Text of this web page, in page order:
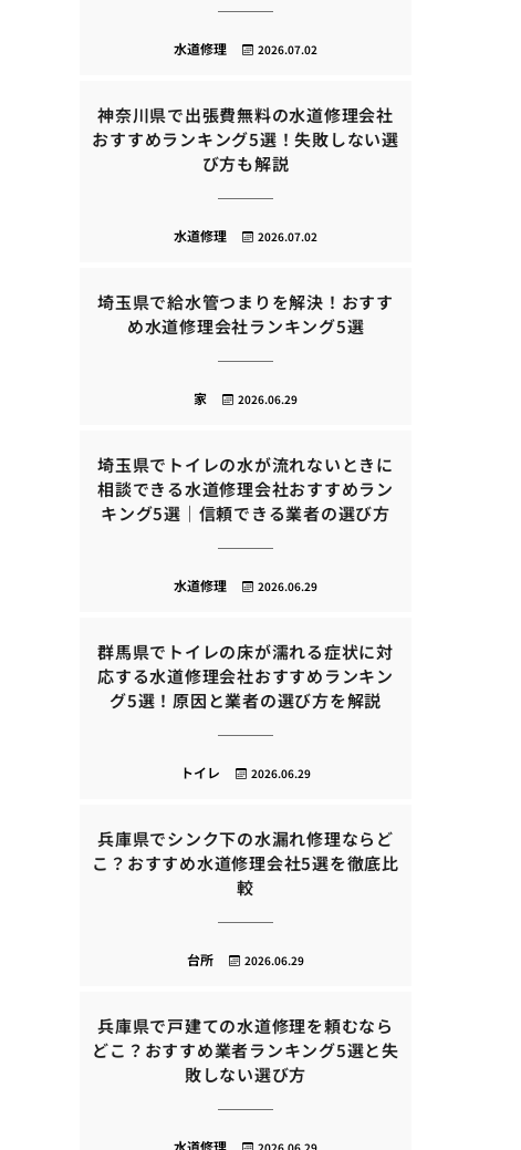
2026.07.02
水道修理
神奈川県で出張費無料の水道修理会社
おすすめランキング5選！失敗しない選
び方も解説
2026.07.02
水道修理
埼玉県で給水管つまりを解決！おすす
め水道修理会社ランキング5選
2026.06.29
家
埼玉県でトイレの水が流れないときに
相談できる水道修理会社おすすめラン
キング5選｜信頼できる業者の選び方
2026.06.29
水道修理
群馬県でトイレの床が濡れる症状に対
応する水道修理会社おすすめランキン
グ5選！原因と業者の選び方を解説
2026.06.29
トイレ
兵庫県でシンク下の水漏れ修理ならど
こ？おすすめ水道修理会社5選を徹底比
較
2026.06.29
台所
兵庫県で戸建ての水道修理を頼むなら
どこ？おすすめ業者ランキング5選と失
敗しない選び方
2026.06.29
水道修理